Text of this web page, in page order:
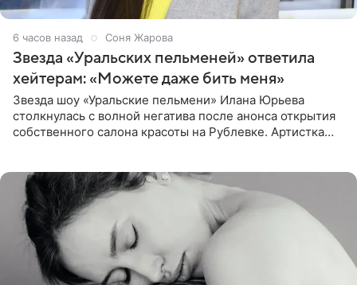
6 часов назад Соня Жарова
Звезда «Уральских пельменей» ответила
хейтерам: «Можете даже бить меня»
Звезда шоу «Уральские пельмени» Илана Юрьева
столкнулась с волной негатива после анонса открытия
собственного салона красоты на Рублевке. Артистка